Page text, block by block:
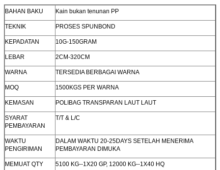
BAHAN BAKU Kain bukan tenunan PP
TEKNIK PROSES SPUNBOND
KEPADATAN 10G-150GRAM
LEBAR 2CM-320CM
WARNA TERSEDIA BERBAGAI WARNA
MOQ 1500KGS PER WARNA
KEMASAN POLIBAG TRANSPARAN LAUT LAUT
SYARAT
PEMBAYARAN
T/T & L/C
WAKTU
PENGIRIMAN
DALAM WAKTU 20-25DAYS SETELAH MENERIMA
PEMBAYARAN DIMUKA
MEMUAT QTY 5100 KG--1X20 GP, 12000 KG--1X40 HQ